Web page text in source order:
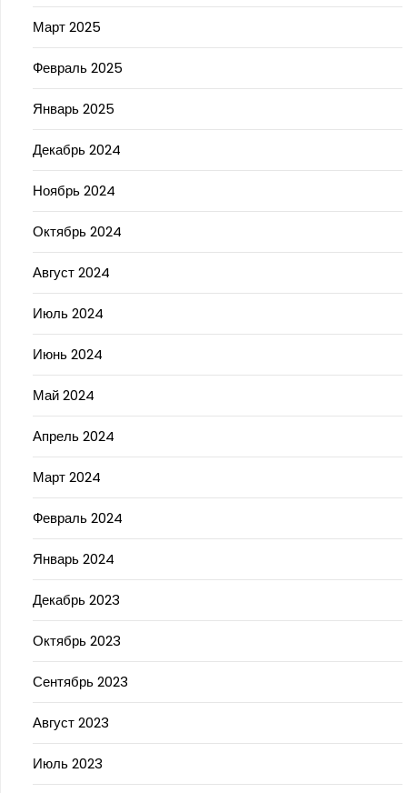
Март 2025
Февраль 2025
Январь 2025
Декабрь 2024
Ноябрь 2024
Октябрь 2024
Август 2024
Июль 2024
Июнь 2024
Май 2024
Апрель 2024
Март 2024
Февраль 2024
Январь 2024
Декабрь 2023
Октябрь 2023
Сентябрь 2023
Август 2023
Июль 2023